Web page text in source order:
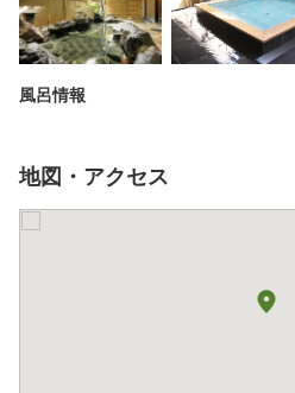
風呂情報
地図・アクセス